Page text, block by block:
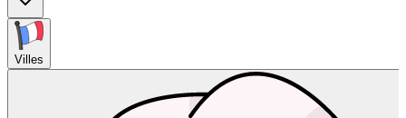
Villes